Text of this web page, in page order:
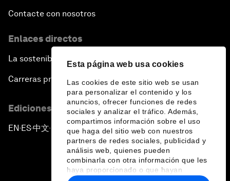
Esta página web usa cookies
Las cookies de este sitio web se usan
para personalizar el contenido y los
anuncios, ofrecer funciones de redes
sociales y analizar el tráfico. Además,
compartimos información sobre el uso
que haga del sitio web con nuestros
partners de redes sociales, publicidad y
análisis web, quienes pueden
combinarla con otra información que les
haya proporcionado o que hayan
Contacte con nosotros
Enlaces directos
La sostenibilidad en el Foro
Carreras profesionales
Ediciones en otros idiomas
EN ▪ ES▪中文▪ 日本語